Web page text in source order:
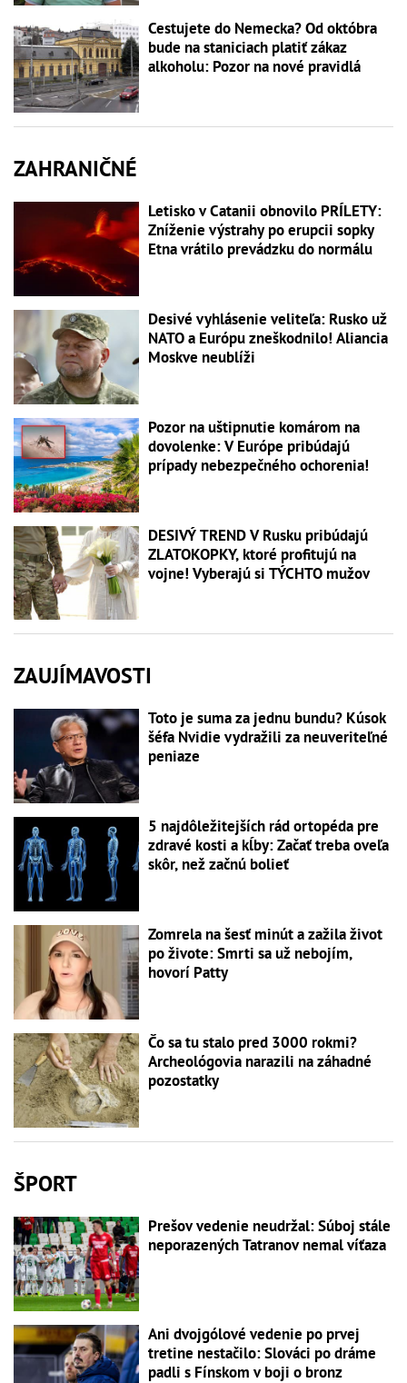
Cestujete do Nemecka? Od októbra
bude na staniciach platiť zákaz
alkoholu: Pozor na nové pravidlá
ZAHRANIČNÉ
Letisko v Catanii obnovilo PRÍLETY:
Zníženie výstrahy po erupcii sopky
Etna vrátilo prevádzku do normálu
Desivé vyhlásenie veliteľa: Rusko už
NATO a Európu zneškodnilo! Aliancia
Moskve neublíži
Pozor na uštipnutie komárom na
dovolenke: V Európe pribúdajú
prípady nebezpečného ochorenia!
DESIVÝ TREND V Rusku pribúdajú
ZLATOKOPKY, ktoré profitujú na
vojne! Vyberajú si TÝCHTO mužov
ZAUJÍMAVOSTI
Toto je suma za jednu bundu? Kúsok
šéfa Nvidie vydražili za neuveriteľné
peniaze
5 najdôležitejších rád ortopéda pre
zdravé kosti a kĺby: Začať treba oveľa
skôr, než začnú bolieť
Zomrela na šesť minút a zažila život
po živote: Smrti sa už nebojím,
hovorí Patty
Čo sa tu stalo pred 3000 rokmi?
Archeológovia narazili na záhadné
pozostatky
ŠPORT
Prešov vedenie neudržal: Súboj stále
neporazených Tatranov nemal víťaza
Ani dvojgólové vedenie po prvej
tretine nestačilo: Slováci po dráme
padli s Fínskom v boji o bronz